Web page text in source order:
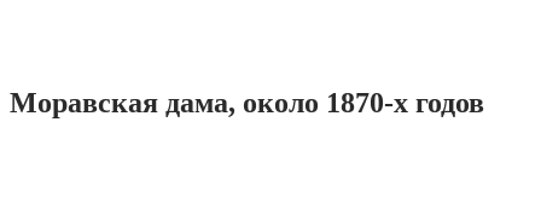
Моравская дама, около 1870-х годов